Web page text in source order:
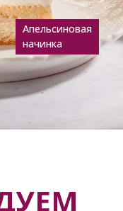
Апельсиновая
начинка